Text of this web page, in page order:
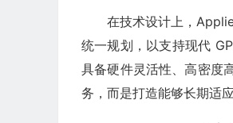
在技术设计上，
统一规划，以支持现代
具备硬件灵活性、高密度
务，而是打造能够长期适